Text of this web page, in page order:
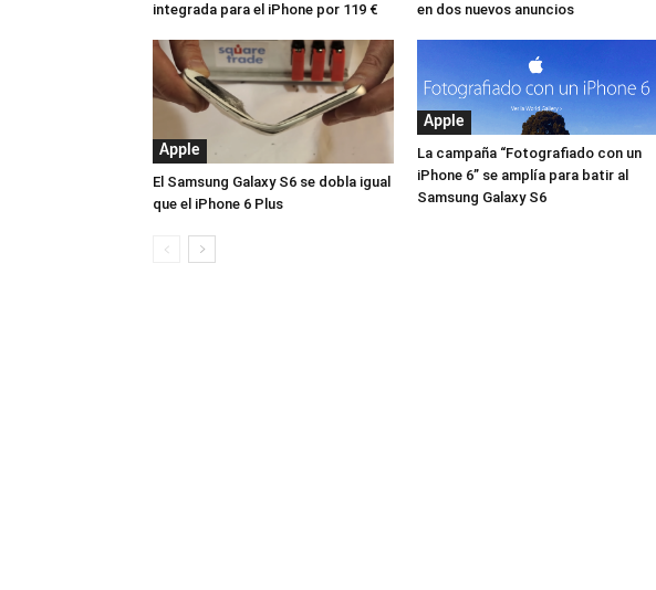
integrada para el iPhone por 119 €
en dos nuevos anuncios
Apple
El Samsung Galaxy S6 se dobla igual
que el iPhone 6 Plus
Apple
La campaña “Fotografiado con un
iPhone 6” se amplía para batir al
Samsung Galaxy S6